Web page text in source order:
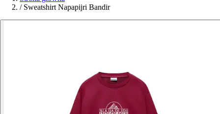
/ Sweatshirt Napapijri Bandir